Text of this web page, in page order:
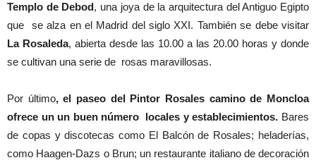
Templo de Debod, una joya de la arquitectura del Antiguo Egipto
que se alza en el Madrid del siglo XXI. También se debe visitar
La Rosaleda, abierta desde las 10.00 a las 20.00 horas y donde
se cultivan una serie de rosas maravillosas.
Por último, el paseo del Pintor Rosales camino de Moncloa
ofrece un un buen número locales y establecimientos. Bares
de copas y discotecas como El Balcón de Rosales; heladerías,
como Haagen-Dazs o Brun; un restaurante italiano de decoración